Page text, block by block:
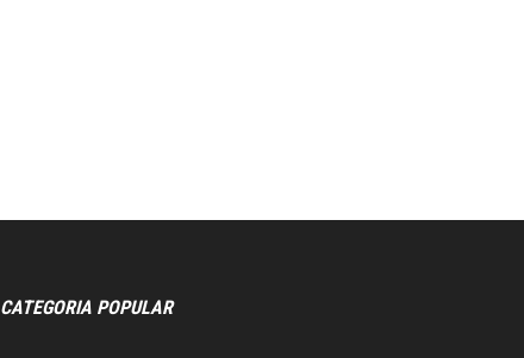
CATEGORIA POPULAR